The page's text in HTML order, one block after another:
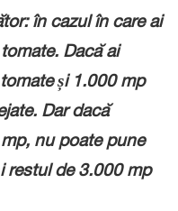
în cazul în care ai
Dacă ai
și 1.000 mp
Dar dacă
nu poate pune
restul de 3.000 mp